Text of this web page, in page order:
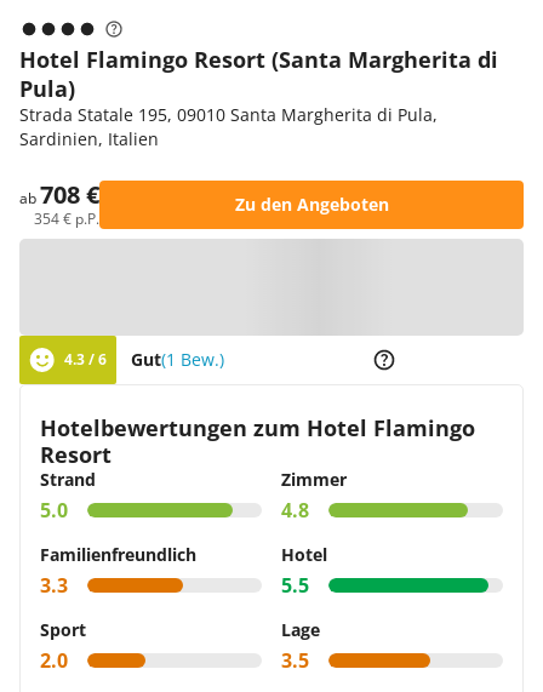
Hotel Flamingo Resort (Santa Margherita di
Pula)
Strada Statale 195, 09010 Santa Margherita di Pula,
Sardinien, Italien
ab708 €
354 € p.P.
Zu den Angeboten
4.3 / 6 Gut(1 Bew.)
Hotelbewertungen zum Hotel Flamingo
Resort
Strand
5.0
Zimmer
4.8
Familienfreundlich
3.3
Hotel
5.5
Sport
2.0
Lage
3.5